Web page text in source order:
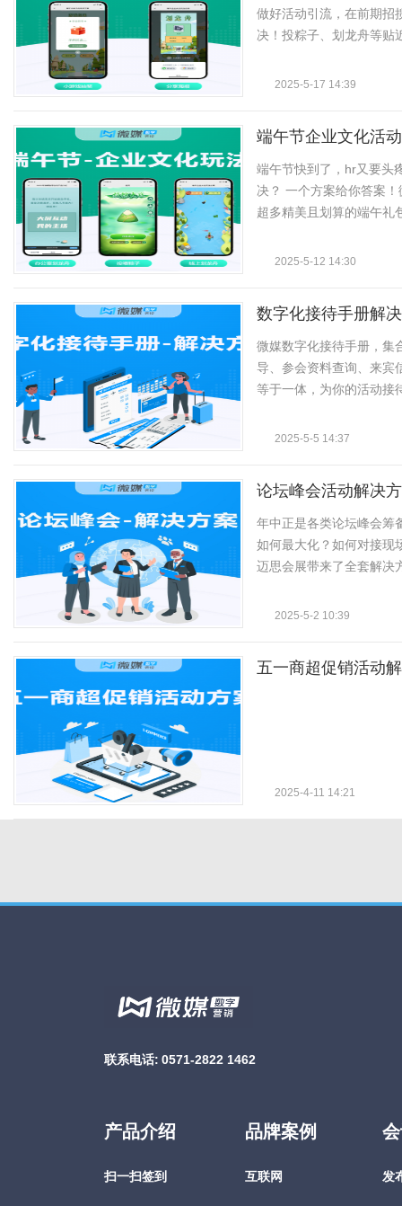
做好活动引流，在前期招
决！投粽子、划龙舟等贴
2025-5-17 14:39
端午节企业文化活
端午节快到了，hr又要头
决？ 一个方案给你答案
超多精美且划算的端午礼
2025-5-12 14:30
数字化接待手册解
微媒数字化接待手册，集
导、参会资料查询、来宾
等于一体，为你的活动接
2025-5-5 14:37
论坛峰会活动解决
年中正是各类论坛峰会筹
如何最大化？如何对接现
迈思会展带来了全套解决
2025-5-2 10:39
五一商超促销活动
2025-4-11 14:21
联系电话: 0571-2822 1462
产品介绍
扫一扫签到
品牌案例
互联网 发